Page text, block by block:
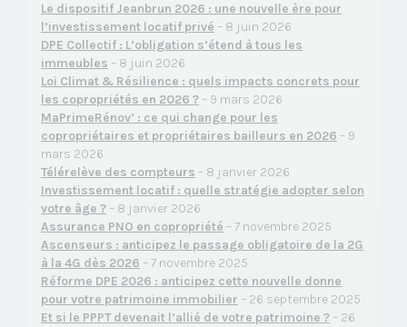
Le dispositif Jeanbrun 2026 : une nouvelle ère pour
l’investissement locatif privé – 8 juin 2026
DPE Collectif : L’obligation s’étend à tous les
immeubles – 8 juin 2026
Loi Climat & Résilience : quels impacts concrets pour
les copropriétés en 2026 ? – 9 mars 2026
MaPrimeRénov’ : ce qui change pour les
copropriétaires et propriétaires bailleurs en 2026 – 9
mars 2026
Télérelève des compteurs – 8 janvier 2026
Investissement locatif : quelle stratégie adopter selon
votre âge ? – 8 janvier 2026
Assurance PNO en copropriété – 7 novembre 2025
Ascenseurs : anticipez le passage obligatoire de la 2G
à la 4G dès 2026 – 7 novembre 2025
Réforme DPE 2026 : anticipez cette nouvelle donne
pour votre patrimoine immobilier – 26 septembre 2025
Et si le PPPT devenait l’allié de votre patrimoine ? – 26